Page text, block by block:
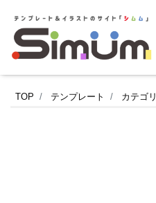
少
TOP テンプレート カテゴリ